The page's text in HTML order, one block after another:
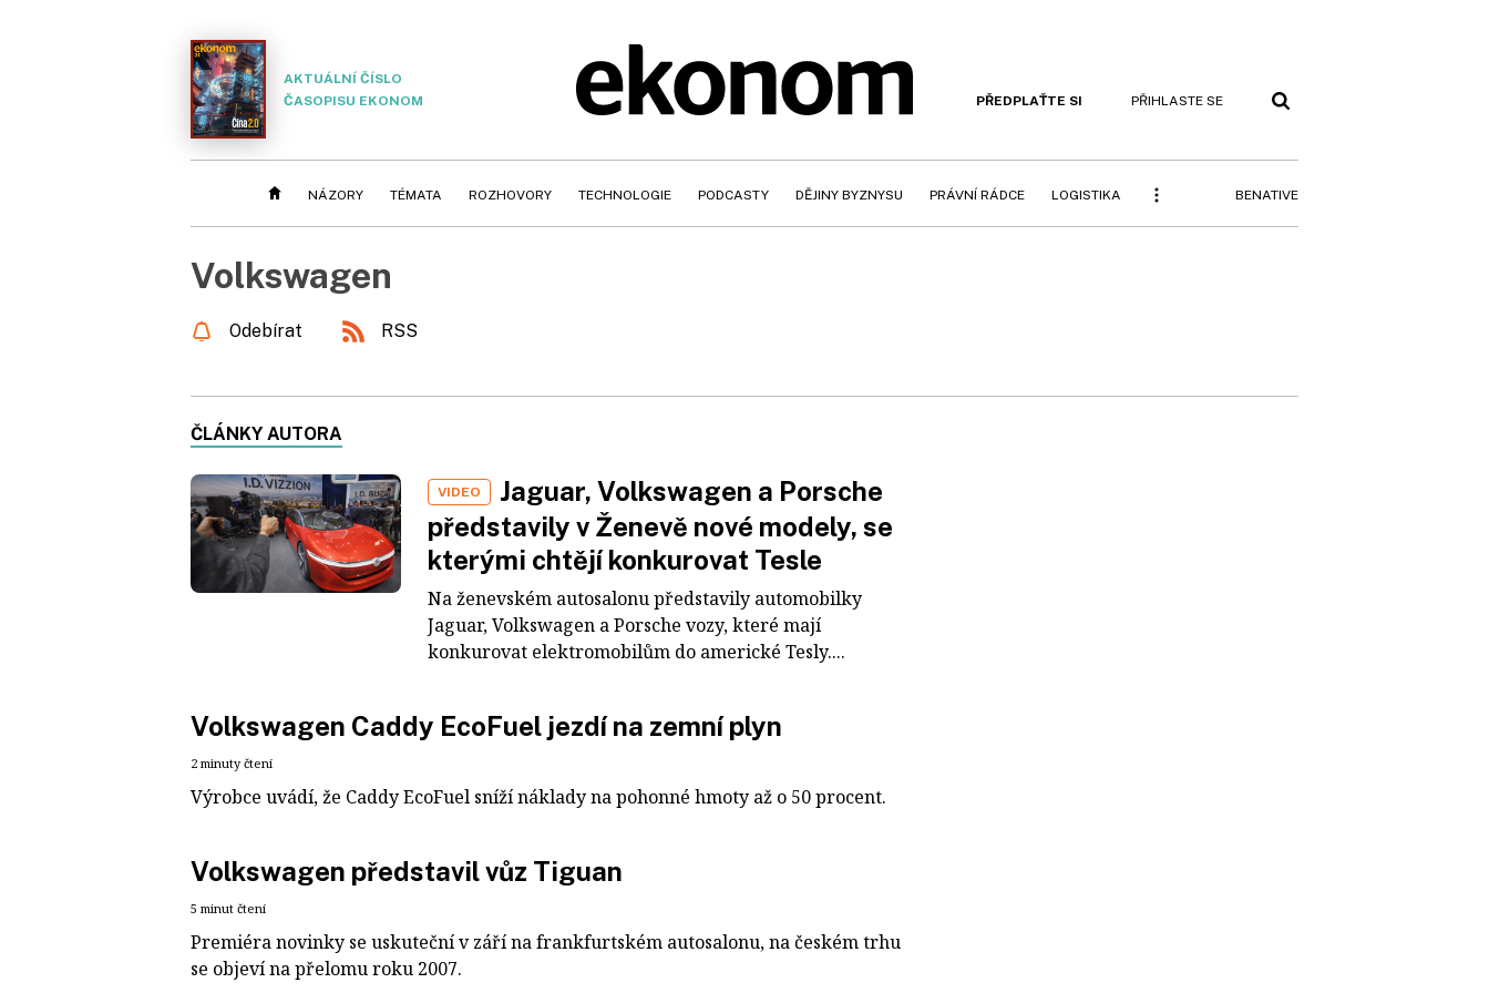
AKTUÁLNÍ ČÍSLO
ČASOPISU EKONOM
PŘEDPLAŤTE SI PŘIHLASTE SE
NÁZORY TÉMATA ROZHOVORY TECHNOLOGIE PODCASTY DĚJINY BYZNYSU PRÁVNÍ RÁDCE LOGISTIKA BENATIVE
Volkswagen
Odebírat RSS
ČLÁNKY AUTORA
VIDEO
Jaguar, Volkswagen a Porsche
představily v Ženevě nové modely, se
kterými chtějí konkurovat Tesle
Na ženevském autosalonu představily automobilky
Jaguar, Volkswagen a Porsche vozy, které mají
konkurovat elektromobilům do americké Tesly....
Volkswagen Caddy EcoFuel jezdí na zemní plyn
2 minuty čtení
Výrobce uvádí, že Caddy EcoFuel sníží náklady na pohonné hmoty až o 50 procent.
Volkswagen představil vůz Tiguan
5 minut čtení
Premiéra novinky se uskuteční v září na frankfurtském autosalonu, na českém trhu
se objeví na přelomu roku 2007.